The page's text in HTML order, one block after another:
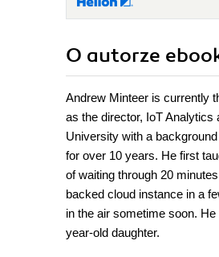
O autorze
Andrew Minteer is currently
as the director, IoT
University with a
for over 10 years. He first
of waiting through 20
backed cloud instance in a
in the air sometime soon.
year-old daughter.